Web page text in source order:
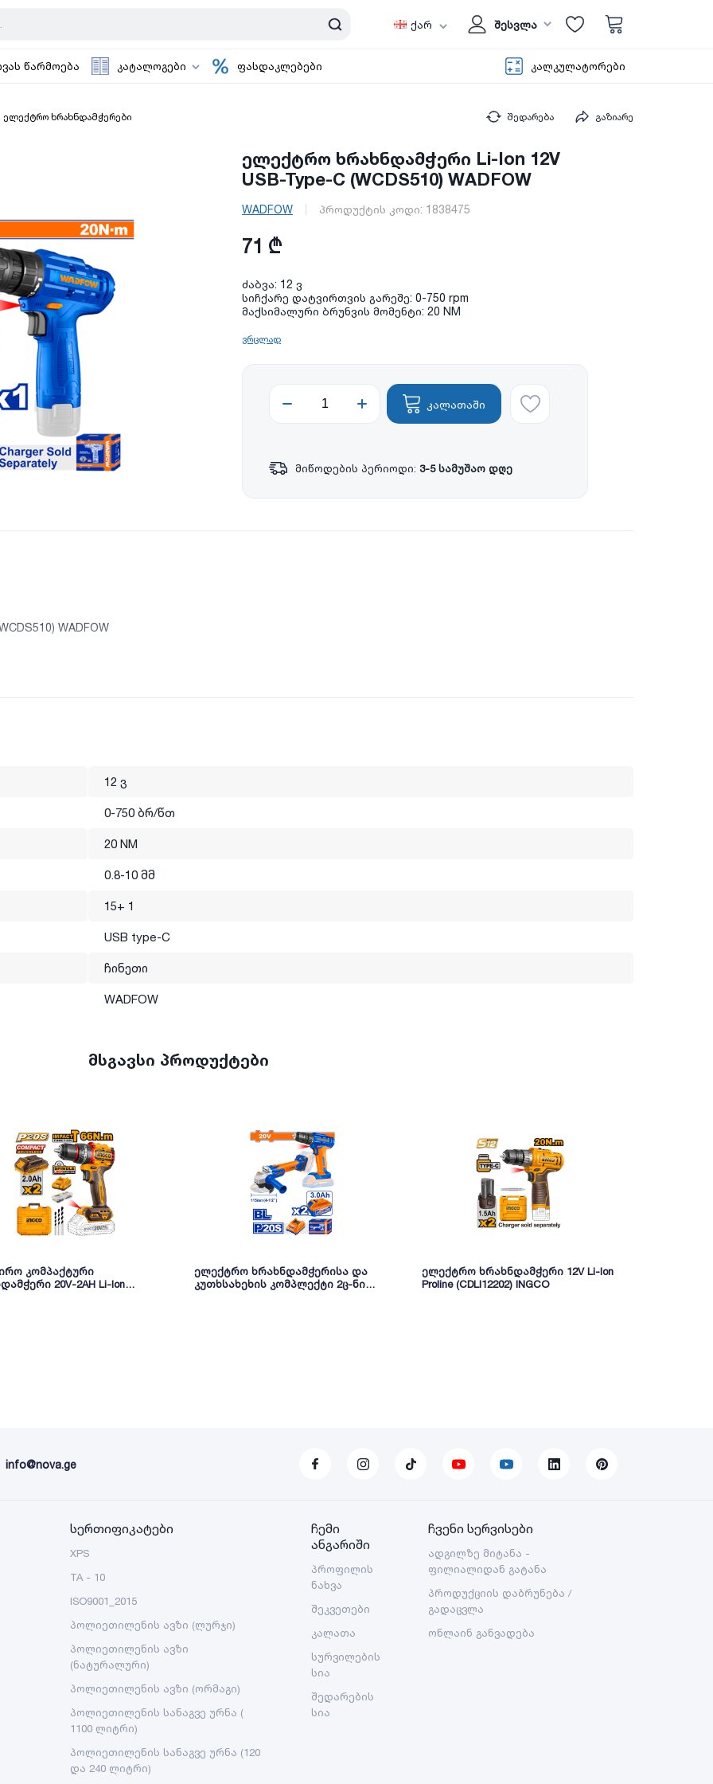
ქარ შესვლა
წარმოება კატალოგები ფასდაკლებები კალკულატორები
ელექტრო ხრახნდამჭერები შედარება გაზიარე
ელექტრო ხრახნდამჭერი Li-Ion 12V
USB-Type-C (WCDS510) WADFOW
WADFOW პროდუქტის კოდი: 1838475
71 ₾
ძაბვა: 12 ვ
სიჩქარე დატვირთვის გარეშე: 0-750 rpm
მაქსიმალური ბრუნვის მომენტი: 20 NM
ვრცლად
კალათაში
მიწოდების პერიოდი: 3-5 სამუშაო დღე
WADFOW
12 ვ
0-750 ბრ/წთ
20 NM
0.8-10 მმ
15+ 1
USB type-C
ჩინეთი
WADFOW
მსგავსი პროდუქტები
კომპაქტური
20V-2AH Li-Ion
ელექტრო ხრახნდამჭერისა და
კუთხსახეხის კომპლექტი 2ც-ნი
ელექტრო ხრახნდამჭერი 12V Li-Ion
Proline (CDLI12202) INGCO
info@nova.ge
სერთიფიკატები
XPS
TA - 10
ISO9001_2015
პოლიეთილენის ავზი (ლურჯი)
პოლიეთილენის ავზი
(ნატურალური)
პოლიეთილენის ავზი (ორმაგი)
პოლიეთილენის სანაგვე ურნა (
1100 ლიტრი)
პოლიეთილენის სანაგვე ურნა (120
და 240 ლიტრი)
ჩემი
ანგარიში
პროფილის
ნახვა
შეკვეთები
კალათა
სურვილების
სია
შედარების
სია
ჩვენი სერვისები
ადგილზე მიტანა -
ფილიალიდან გატანა
პროდუქციის დაბრუნება /
გადაცვლა
ონლაინ განვადება